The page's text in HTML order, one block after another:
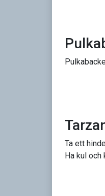
Ta ett
Ha kul